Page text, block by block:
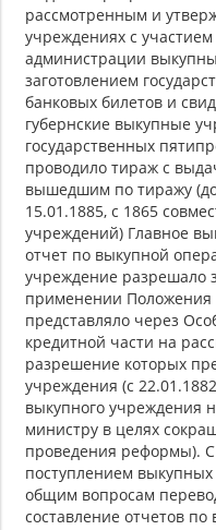
рассмотренным и
учреждениях с
администрации
заготовлением
банковых билетов и
губернские выкупные
государственных
проводило тираж с
вышедшим по тиражу
15.01.1885, с 1865
учреждений) Главное
отчет по выкупной
учреждение разрешало
применении Положения
представляло через
кредитной части на
разрешение которых
учреждения (с
выкупного учреждения
министру в целях
проведения реформы).
поступлением
общим вопросам
составление отчетов